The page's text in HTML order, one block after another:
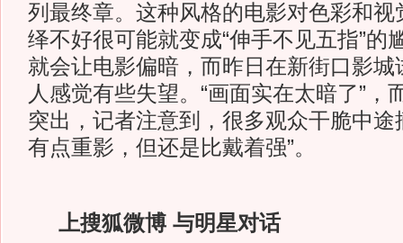
列最终章。这种风格的电影对色彩和视
绎不好很可能就变成“伸手不见五指”的
就会让电影偏暗，而昨日在新街口影城
人感觉有些失望。“画面实在太暗了”，
突出，记者注意到，很多观众干脆中途
有点重影，但还是比戴着强”。
上搜狐微博 与明星对话